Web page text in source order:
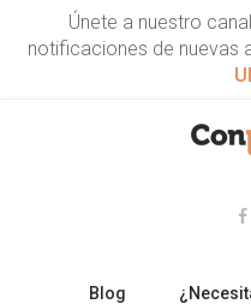
Únete a nuestro
notificaciones de nuevas
Blog